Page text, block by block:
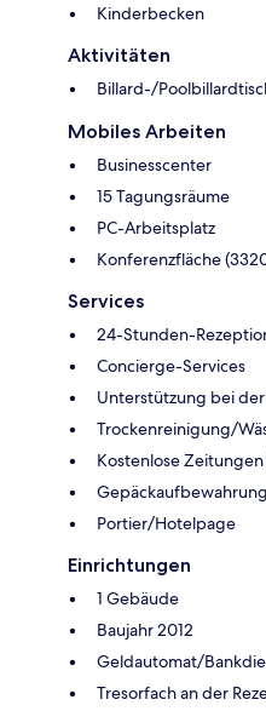
Kinderbecken
Aktivitäten
Billard-/
Mobiles Arbeiten
Businesscenter
15 Tagungsräume
PC-Arbeitsplatz
Konferenzfläche
Services
24-Stunden-
Concierge-Services
Unterstützung bei
Trockenreinigung/
Kostenlose
Gepäckaufbewahrung
Portier/Hotelpage
Einrichtungen
1 Gebäude
Baujahr 2012
Geldautomat/
Tresorfach an der